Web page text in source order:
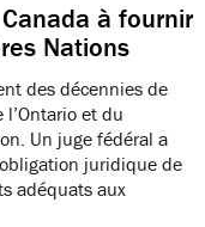
à fournir
Nations
des décennies de
et du
Un juge fédéral a
juridique de
adéquats aux